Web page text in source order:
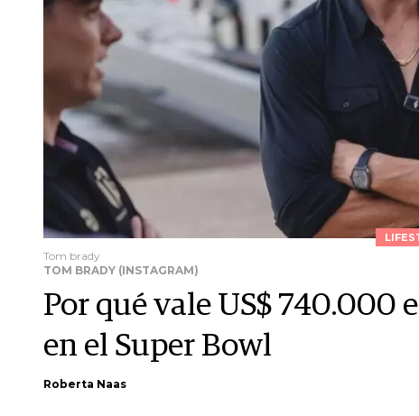
Tom brady
TOM BRADY (INSTAGRAM)
Por qué vale US$ 740.000
en el Super Bowl
Roberta Naas